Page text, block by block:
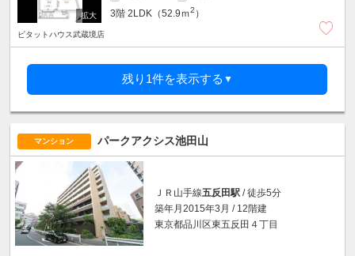
3階 2LDK（52.9ｍ2 ）
ピタットハウス武蔵境店
残り1件を表示する ▼
マンション パークアクシス池田山
ＪＲ山手線五反田駅 / 徒歩5分
築年月2015年3月 / 12階建
東京都品川区東五反田４丁目